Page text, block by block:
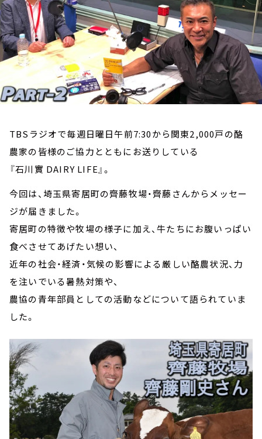
TBSラジオで毎週日曜日午前7:30から関東2,000戸の酪
農家の皆様のご協力とともにお送りしている
『石川實 DAIRY LIFE』。
今回は、埼玉県寄居町の齊藤牧場・齊藤さんからメッセー
ジが届きました。
寄居町の特徴や牧場の様子に加え、牛たちにお腹いっぱい
食べさせてあげたい想い、
近年の社会・経済・気候の影響による厳しい酪農状況、力
を注いでいる暑熱対策や、
農協の青年部員としての活動などについて語られていま
した。